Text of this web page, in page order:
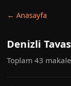
← Anasayfa
Denizli
Toplam 43